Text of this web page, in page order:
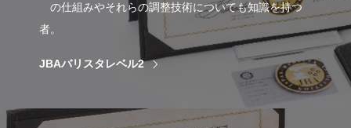
の仕組みやそれらの調整技術についても知識を持つ
者。
JBAバリスタレベル2